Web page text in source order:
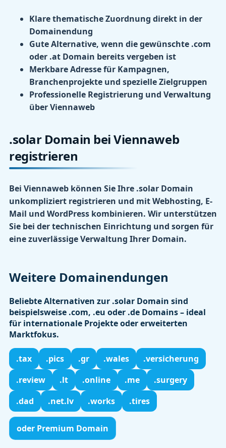
Klare thematische Zuordnung direkt in der
Domainendung
Gute Alternative, wenn die gewünschte .com
oder .at Domain bereits vergeben ist
Merkbare Adresse für Kampagnen,
Branchenprojekte und spezielle Zielgruppen
Professionelle Registrierung und Verwaltung
über Viennaweb
.solar Domain bei Viennaweb
registrieren
Bei Viennaweb können Sie Ihre .solar Domain
unkompliziert registrieren und mit Webhosting, E-
Mail und WordPress kombinieren. Wir unterstützen
Sie bei der technischen Einrichtung und sorgen für
eine zuverlässige Verwaltung Ihrer Domain.
Weitere Domainendungen
Beliebte Alternativen zur .solar Domain sind
beispielsweise .com, .eu oder .de Domains – ideal
für internationale Projekte oder erweiterten
Marktfokus.
.tax .pics .gr .wales
.versicherung
.review
.lt .online .me
.surgery
.dad
.net.lv .works .tires
oder Premium Domain